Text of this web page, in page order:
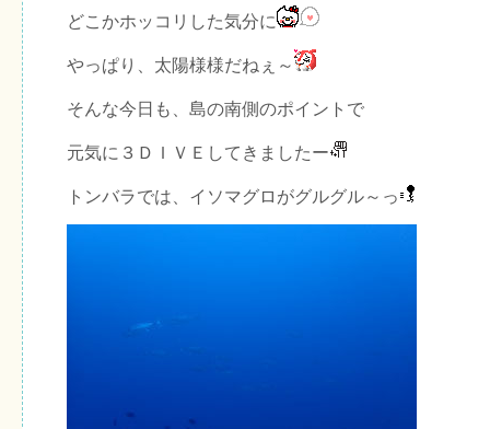
どこかホッコリした気分に
やっぱり、太陽様様だねぇ～
そんな今日も、島の南側のポイントで
元気に３ＤＩＶＥしてきましたー
トンバラでは、イソマグロがグルグル～っ